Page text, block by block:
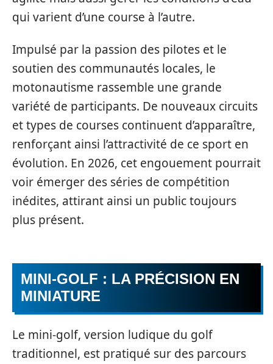
qui varient d’une course à l’autre.
Impulsé par la passion des pilotes et le
soutien des communautés locales, le
motonautisme rassemble une grande
variété de participants. De nouveaux circuits
et types de courses continuent d’apparaître,
renforçant ainsi l’attractivité de ce sport en
évolution. En 2026, cet engouement pourrait
voir émerger des séries de compétition
inédites, attirant ainsi un public toujours
plus présent.
MINI-GOLF : LA PRÉCISION EN
MINIATURE
Le mini-golf, version ludique du golf
traditionnel, est pratiqué sur des parcours